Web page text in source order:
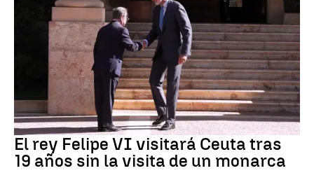
Crisis Migratoria
El rey Felipe VI visitará Ceuta tras
19 años sin la visita de un monarca